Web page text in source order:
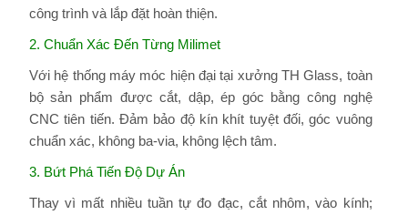
công trình và lắp đặt hoàn thiện.
2. Chuẩn Xác Đến Từng Milimet
Với hệ thống máy móc hiện đại tại xưởng TH Glass, toàn
bộ sản phẩm được cắt, dập, ép góc bằng công nghệ
CNC tiên tiến. Đảm bảo độ kín khít tuyệt đối, góc vuông
chuẩn xác, không ba-via, không lệch tâm.
3. Bứt Phá Tiến Độ Dự Án
Thay vì mất nhiều tuần tự đo đạc, cắt nhôm, vào kính;